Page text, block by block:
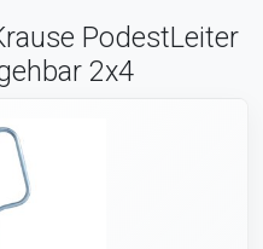
PodestLeiter
2x4